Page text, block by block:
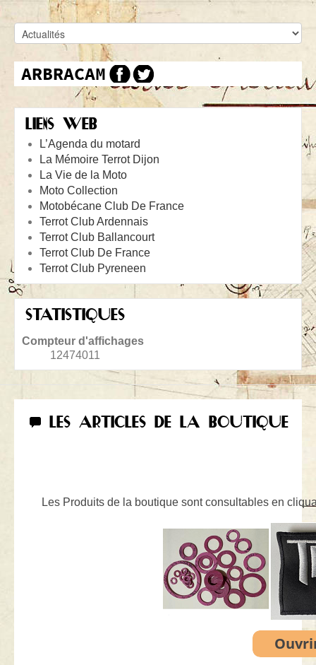
LIENS WEB
L’Agenda du motard
La Mémoire Terrot Dijon
La Vie de la Moto
Moto Collection
Motobécane Club De France
Terrot Club Ardennais
Terrot Club Ballancourt
Terrot Club De France
Terrot Club Pyreneen
STATISTIQUES
Compteur d'affichages
12474011
LES ARTICLES DE LA BOUTIQUE
Les Produits de la boutique sont consultables en